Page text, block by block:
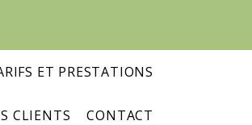
ET PRESTATIONS
CLIENTS CONTACT